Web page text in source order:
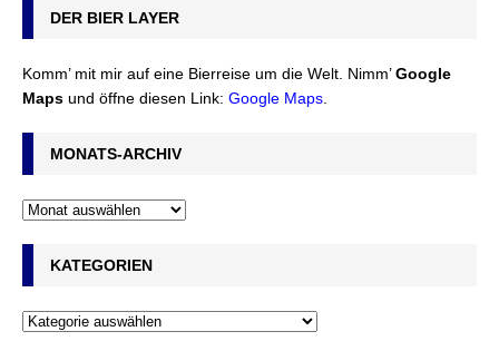
DER BIER LAYER
Komm’ mit mir auf eine Bierreise um die Welt. Nimm’Google
Maps und öffne diesen Link: Google Maps
MONATS-ARCHIV
KATEGORIEN